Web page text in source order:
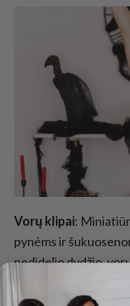
Vorų klipai:
pynėms ir
nedidelio dydžio,
Blizgučių plaukų